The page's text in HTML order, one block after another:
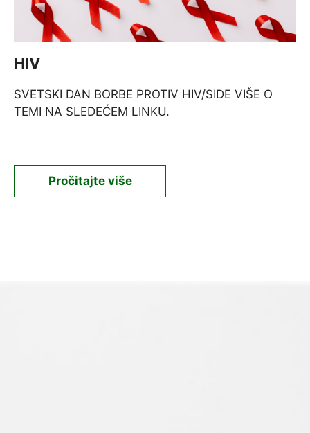
HIV
SVETSKI DAN BORBE PROTIV HIV/SIDE VIŠE O
TEMI NA SLEDEĆEM LINKU.
Pročitajte više